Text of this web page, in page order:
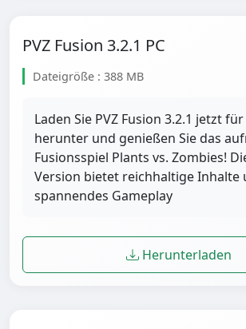
PVZ Fusion 3.2.1 PC
Dateigröße : 388 MB
Laden Sie PVZ Fusion 3.2.1 jetzt
herunter und genießen Sie das
Fusionsspiel Plants vs. Zombies!
Version bietet reichhaltige Inhalte
spannendes Gameplay
Herunterladen